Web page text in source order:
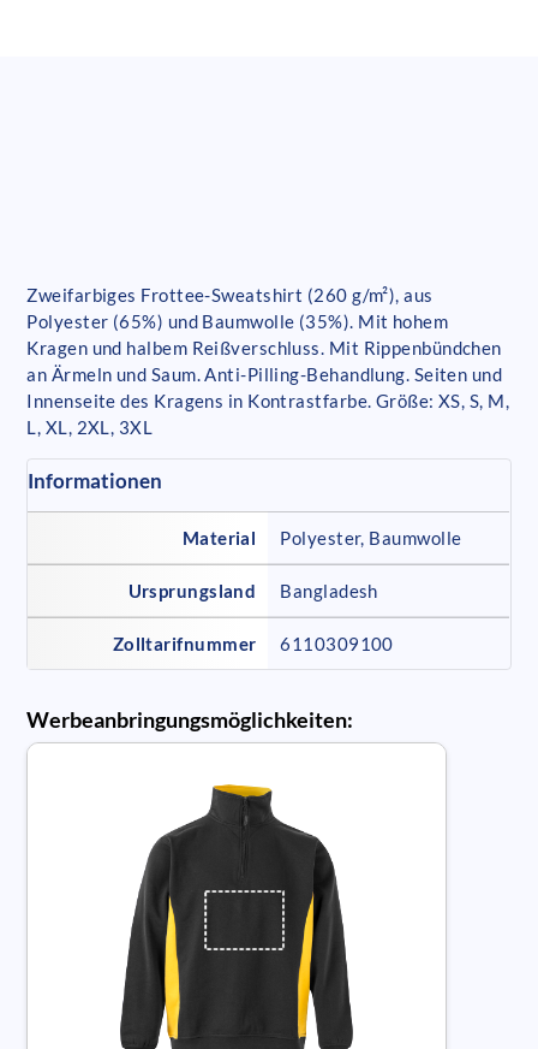
Zweifarbiges Frottee-Sweatshirt (260 g/m²), aus
Polyester (65%) und Baumwolle (35%). Mit hohem
Kragen und halbem Reißverschluss. Mit Rippenbündchen
an Ärmeln und Saum. Anti-Pilling-Behandlung. Seiten und
Innenseite des Kragens in Kontrastfarbe. Größe: XS, S, M,
L, XL, 2XL, 3XL
Informationen
Material Polyester, Baumwolle
Ursprungsland Bangladesh
Zolltarifnummer 6110309100
Werbeanbringungsmöglichkeiten: